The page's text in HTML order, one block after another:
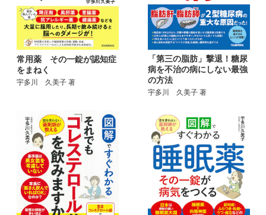
常用薬 その一錠が認知症
をまねく
宇多川 久美子 著
「第三の脂肪」撃退！糖尿
病を不治の病にしない最強
の方法
宇多川 久美子 著